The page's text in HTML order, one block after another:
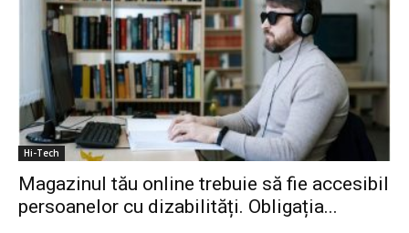
Hi-Tech
Magazinul tău online trebuie să fie accesibil
persoanelor cu dizabilități. Obligația...